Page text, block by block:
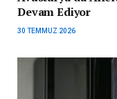
Devam Ediyor
30 TEMMUZ 2026